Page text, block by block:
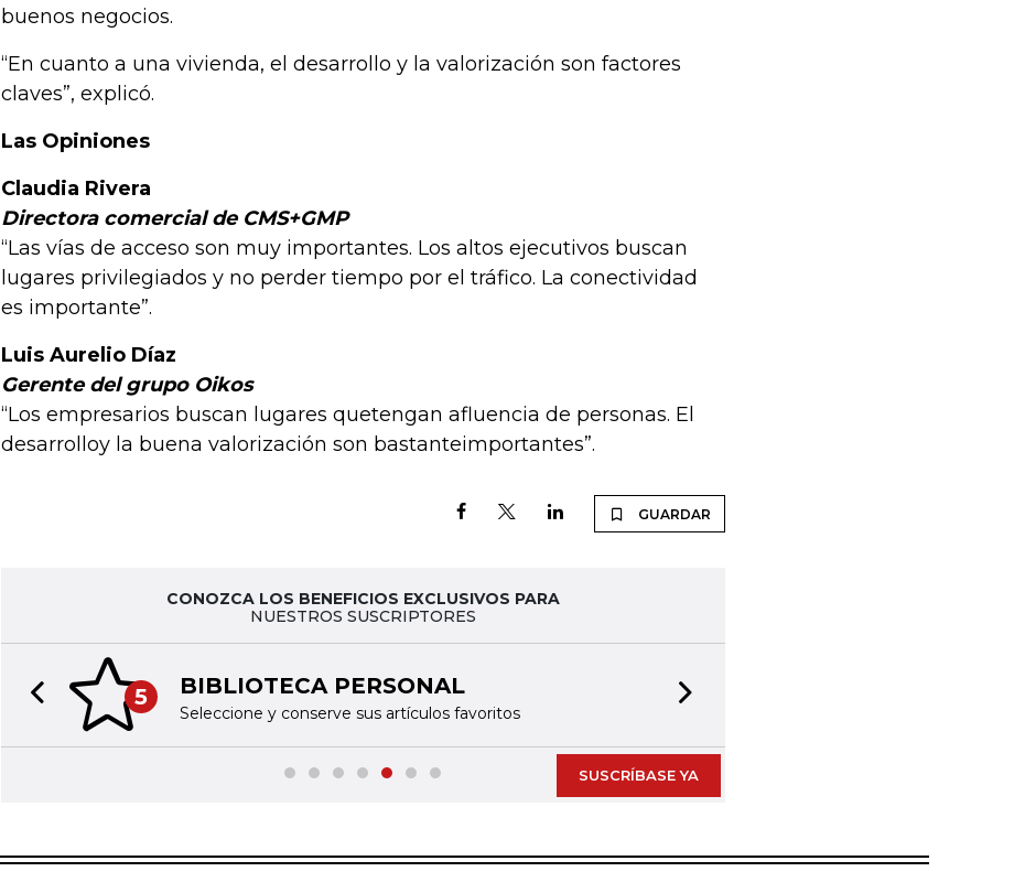
buenos negocios.
“En cuanto a una vivienda, el desarrollo y la valorización son factores
claves”, explicó.
Las Opiniones
Claudia Rivera
Directora comercial de CMS+GMP
“Las vías de acceso son muy importantes. Los altos ejecutivos buscan
lugares privilegiados y no perder tiempo por el tráfico. La conectividad
es importante”.
Luis Aurelio Díaz
Gerente del grupo Oikos
“Los empresarios buscan lugares quetengan afluencia de personas. El
desarrolloy la buena valorización son bastanteimportantes”.
GUARDAR
CONOZCA LOS BENEFICIOS EXCLUSIVOS PARA
NUESTROS SUSCRIPTORES
5 BIBLIOTECA PERSONAL
Seleccione y conserve sus artículos favoritos
Previous slide
SUSCRÍBASE YA